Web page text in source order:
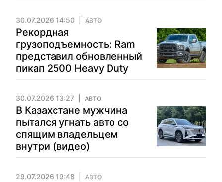
30.07.2026 14:50 АВТО
Рекордная
грузоподъемность: Ram
представил обновленный
пикап 2500 Heavy Duty
30.07.2026 13:27 АВТО
В Казахстане мужчина
пытался угнать авто со
спящим владельцем
внутри (видео)
29.07.2026 19:48 АВТО